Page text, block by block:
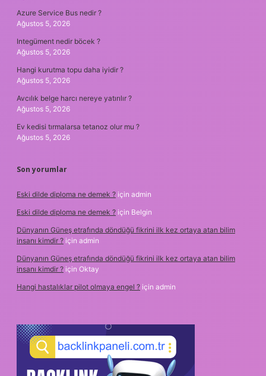
Azure Service Bus nedir ?
Ağustos 5, 2026
Integüment nedir böcek ?
Ağustos 5, 2026
Hangi kurutma topu daha iyidir ?
Ağustos 5, 2026
Avcılık belge harcı nereye yatırılır ?
Ağustos 5, 2026
Ev kedisi tırmalarsa tetanoz olur mu ?
Ağustos 5, 2026
Son yorumlar
Eski dilde diploma ne demek ? için admin
Eski dilde diploma ne demek ? için Belgin
Dünyanın Güneş etrafında döndüğü fikrini ilk kez ortaya atan bilim
insanı kimdir ? için admin
Dünyanın Güneş etrafında döndüğü fikrini ilk kez ortaya atan bilim
insanı kimdir ? için Oktay
Hangi hastalıklar pilot olmaya engel ? için admin